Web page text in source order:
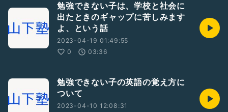
勉強できない子は、学校と社会に
出たときのギャップに苦しみます
よ、という話
2023-04-19 01:49:55
0
03:36
勉強できない子の英語の覚え方に
ついて
2023-04-10 12:08:31